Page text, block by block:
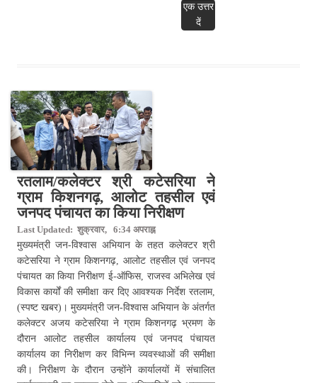
एक उत्तर
दें
रतलाम/कलेक्टर श्री कटेसरिया ने
ग्राम किशनगढ़, आलोट तहसील एवं
जनपद पंचायत का किया निरीक्षण
Last Updated: शुक्रवार, 6:34 अपराह्न
मुख्यमंत्री जन-विश्वास अभियान के तहत कलेक्टर श्री
कटेसरिया ने ग्राम किशनगढ़, आलोट तहसील एवं जनपद
पंचायत का किया निरीक्षण ई-ऑफिस, राजस्व अभिलेख एवं
विकास कार्यों की समीक्षा कर दिए आवश्यक निर्देश रतलाम,
(स्पष्ट खबर)। मुख्यमंत्री जन-विश्वास अभियान के अंतर्गत
कलेक्टर अजय कटेसरिया ने ग्राम किशनगढ़ भ्रमण के
दौरान आलोट तहसील कार्यालय एवं जनपद पंचायत
कार्यालय का निरीक्षण कर विभिन्न व्यवस्थाओं की समीक्षा
की। निरीक्षण के दौरान उन्होंने कार्यालयों में संचालित